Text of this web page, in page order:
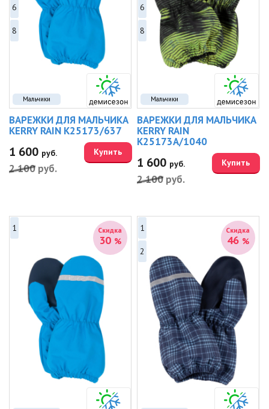
Мальчики
6
8
ВАРЕЖКИ ДЛЯ МАЛЬЧИКА
KERRY RAIN K25173/637
1 600 руб.
2 100 руб.
Купить
Мальчики
6
8
ВАРЕЖКИ ДЛЯ МАЛЬЧИКА
KERRY RAIN
K25173A/1040
1 600 руб.
2 100 руб.
Купить
Скидка
30 %
1 Скидка
46 %
1
2